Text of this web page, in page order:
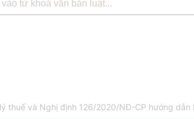
thuế và Nghị định 126/2020/NĐ-CP hướng dẫn